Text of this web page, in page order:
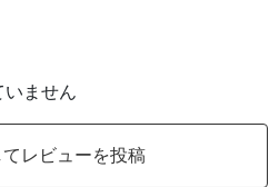
いません
てレビューを投稿